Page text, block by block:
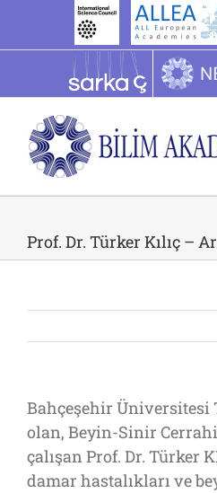
Prof. Dr. Türker Kılıç –
Bahçeşehir Üniversitesi
olan, Beyin-Sinir
çalışan Prof. Dr. Türker
damar hastalıkları ve